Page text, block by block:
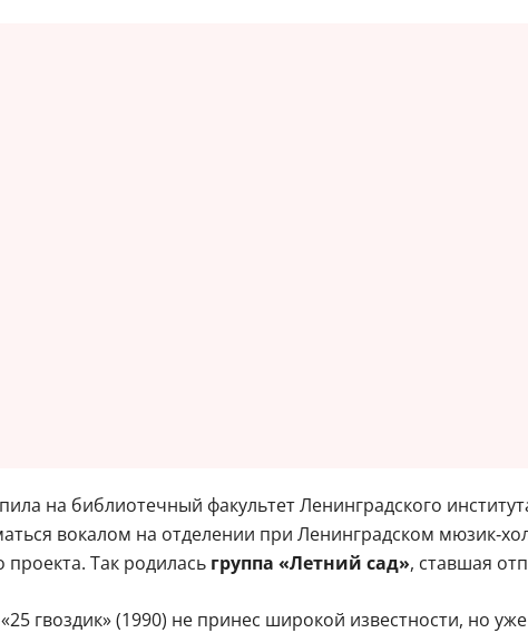
на библиотечный факультет Ленинградского
вокалом на отделении при Ленинградском
проекта. Так родилась группа «Летний сад», ставшая
гвоздик» (1990) не принес широкой известности, но